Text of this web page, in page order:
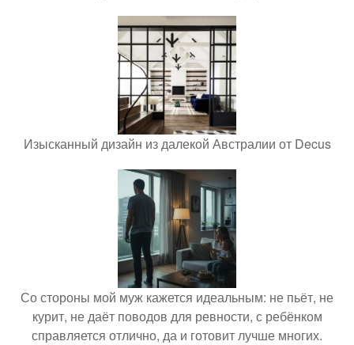
Изысканный дизайн из далекой Австралии от Decus
Со стороны мой муж кажется идеальным: не пьёт, не
курит, не даёт поводов для ревности, с ребёнком
справляется отлично, да и готовит лучше многих.